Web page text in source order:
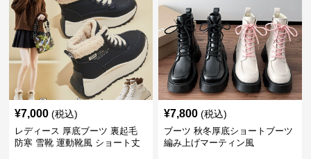
¥7,000 (税込)
レディース 厚底ブーツ 裏起毛
防寒 雪靴 運動靴風 ショート丈
¥7,800 (税込)
ブーツ 秋冬厚底ショートブーツ
編み上げマーティン風